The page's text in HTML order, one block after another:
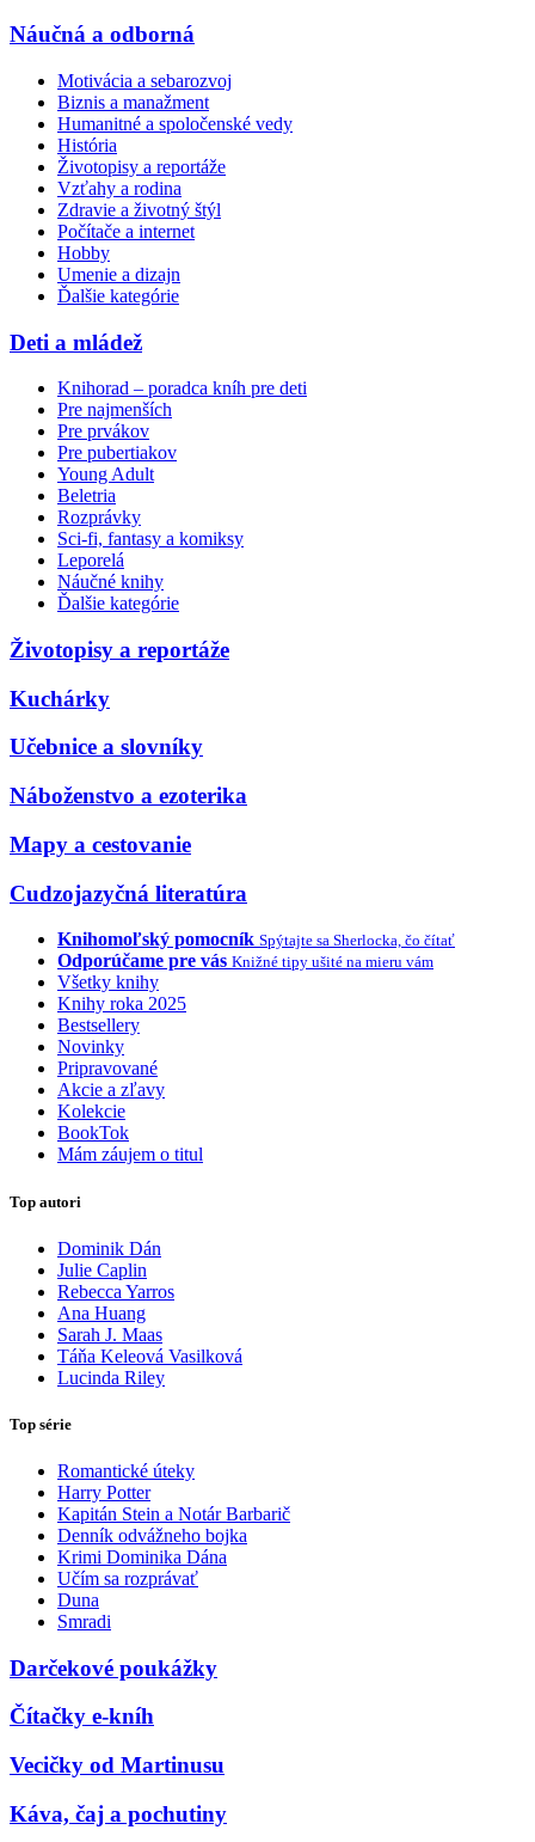
Náučná a odborná
Motivácia a sebarozvoj
Biznis a manažment
Humanitné a spoločenské vedy
História
Životopisy a reportáže
Vzťahy a rodina
Zdravie a životný štýl
Počítače a internet
Hobby
Umenie a dizajn
Ďalšie kategórie
Deti a mládež
Knihorad – poradca kníh pre deti
Pre najmenších
Pre prvákov
Pre pubertiakov
Young Adult
Beletria
Rozprávky
Sci-fi, fantasy a komiksy
Leporelá
Náučné knihy
Ďalšie kategórie
Životopisy a reportáže
Kuchárky
Učebnice a slovníky
Náboženstvo a ezoterika
Mapy a cestovanie
Cudzojazyčná literatúra
Knihomoľský pomocník Spýtajte sa Sherlocka, čo čítať
Odporúčame pre vás Knižné tipy ušité na mieru vám
Všetky knihy
Knihy roka 2025
Bestsellery
Novinky
Pripravované
Akcie a zľavy
Kolekcie
BookTok
Mám záujem o titul
Top autori
Dominik Dán
Julie Caplin
Rebecca Yarros
Ana Huang
Sarah J. Maas
Táňa Keleová Vasilková
Lucinda Riley
Top série
Romantické úteky
Harry Potter
Kapitán Stein a Notár Barbarič
Denník odvážneho bojka
Krimi Dominika Dána
Učím sa rozprávať
Duna
Smradi
Darčekové poukážky
Čítačky e-kníh
Vecičky od Martinusu
Káva, čaj a pochutiny